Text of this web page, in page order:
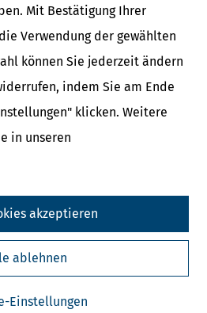
Mit Bestätigung Ihrer
Verwendung der gewählten
können Sie jederzeit ändern
indem Sie am Ende
klicken. Weitere
in unseren
Einstellungen
ablehnen
akzeptieren